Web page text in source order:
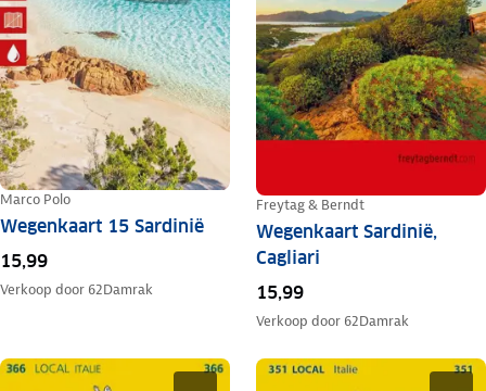
Marco Polo
Wegenkaart 15 Sardinië
15,99
Verkoop door 62Damrak
Freytag & Berndt
Wegenkaart Sardinië,
Cagliari
15,99
Verkoop door 62Damrak